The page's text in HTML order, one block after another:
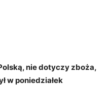
nie dotyczy zboża,
w poniedziałek